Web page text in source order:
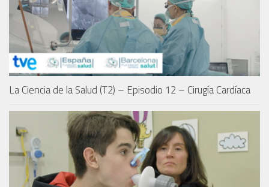
La Ciencia de la Salud (T2) – Episodio 12 – Cirugía Cardíaca